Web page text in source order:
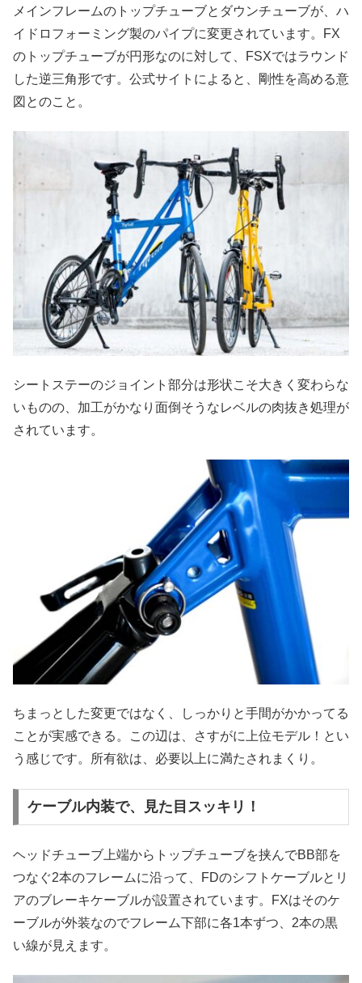
メインフレームのトップチューブとダウンチューブが、ハ
イドロフォーミング製のパイプに変更されています。FX
のトップチューブが円形なのに対して、FSXではラウンド
した逆三角形です。公式サイトによると、剛性を高める意
図とのこと。
シートステーのジョイント部分は形状こそ大きく変わらな
いものの、加工がかなり面倒そうなレベルの肉抜き処理が
されています。
ちまっとした変更ではなく、しっかりと手間がかかってる
ことが実感できる。この辺は、さすがに上位モデル！とい
う感じです。所有欲は、必要以上に満たされまくり。
ケーブル内装で、見た目スッキリ！
ヘッドチューブ上端からトップチューブを挟んでBB部を
つなぐ2本のフレームに沿って、FDのシフトケーブルとリ
アのブレーキケーブルが設置されています。FXはそのケ
ーブルが外装なのでフレーム下部に各1本ずつ、2本の黒
い線が見えます。